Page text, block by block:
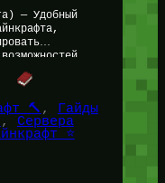
— Удобный
особенно
🔨 ,
Гайды
, Сервера
⭐